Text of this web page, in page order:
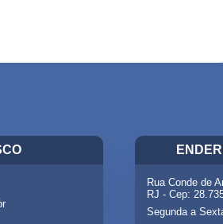
Rua Conde de
RJ - Cep:
Segunda a